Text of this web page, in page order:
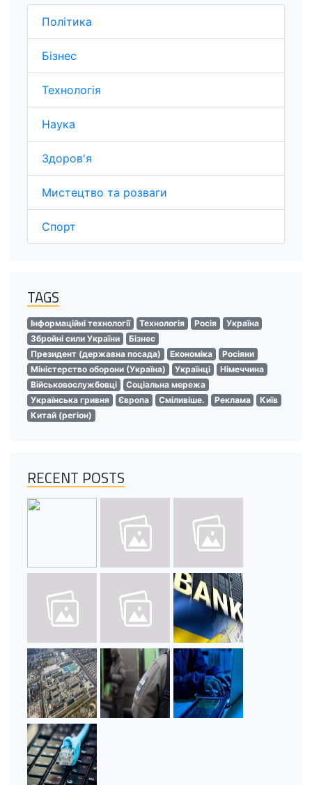
Політика
Бізнес
Технологія
Наука
Здоров'я
Мистецтво та розваги
Спорт
TAGS
Інформаційні технології Технологія Росія
Україна
Збройні сили України
Бізнес
Президент (державна посада)
Економіка
Росіяни
Міністерство оборони (Україна)
Українці
Німеччина
Військовослужбовці
Соціальна мережа
Українська гривня
Європа Сміливіше. Реклама
Київ
Китай (регіон)
RECENT POSTS